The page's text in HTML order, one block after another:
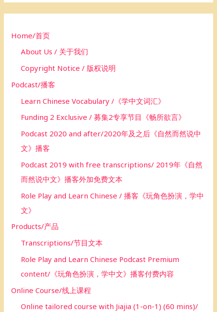
rHome/首页
About Us / 关于我们
Copyright Notice / 版权说明
Podcast/播客
Learn Chinese Vocabulary /《学中文词汇》
Funding 2 Exclusive / 募集2专享节目《畅所欲言》
Podcast 2020 and after/2020年及之后《自然而然说中
文》播客
Podcast 2019 with free transcriptions/ 2019年《自然
而然说中文》播客外加免费文本
Role Play and Learn Chinese / 播客《玩角色扮演，学中
文》
Products/产品
Transcriptions/节目文本
Role Play and Learn Chinese Podcast Premium
content/《玩角色扮演，学中文》播客付费内容
Online Course/线上课程
Online tailored course with Jiajia (1-on-1) (60 mins)/